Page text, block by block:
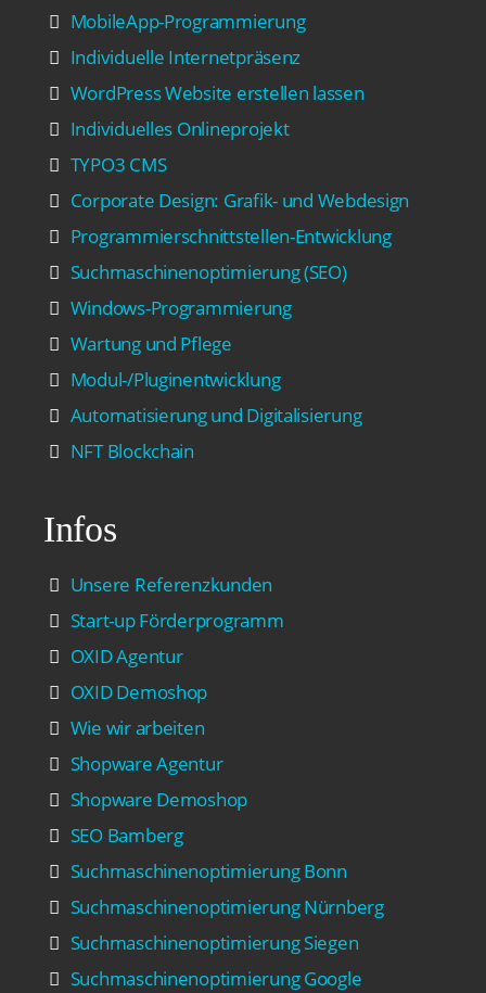
MobileApp-Programmierung
Individuelle Internetpräsenz
WordPress Website erstellen lassen
Individuelles Onlineprojekt
TYPO3 CMS
Corporate Design: Grafik- und Webdesign
Programmierschnittstellen-Entwicklung
Suchmaschinenoptimierung (SEO)
Windows-Programmierung
Wartung und Pflege
Modul-/Pluginentwicklung
Automatisierung und Digitalisierung
NFT Blockchain
Infos
Unsere Referenzkunden
Start-up Förderprogramm
OXID Agentur
OXID Demoshop
Wie wir arbeiten
Shopware Agentur
Shopware Demoshop
SEO Bamberg
Suchmaschinenoptimierung Bonn
Suchmaschinenoptimierung Nürnberg
Suchmaschinenoptimierung Siegen
Suchmaschinenoptimierung Google